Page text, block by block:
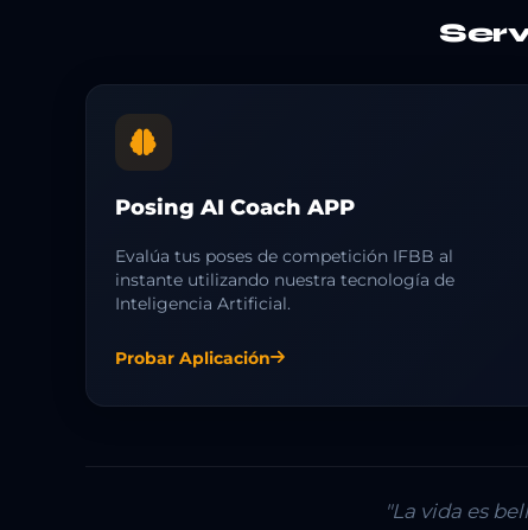
Posing AI Coach APP
Evalúa tus poses de competición IFBB al
instante utilizando nuestra tecnología de
Inteligencia Artificial.
Probar Aplicación
"La vida es